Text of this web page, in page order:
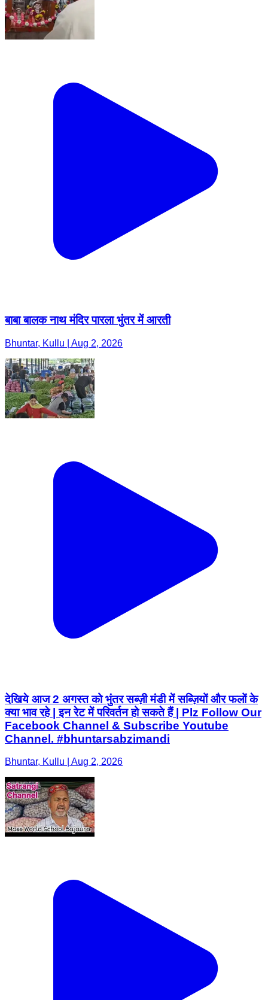
बाबा बालक नाथ मंदिर पारला भुंतर में आरती
Bhuntar, Kullu | Aug 2, 2026
देखिये आज 2 अगस्त को भुंतर सब्ज़ी मंडी में सब्ज़ियों और फलों के
क्या भाव रहे | इन रेट में परिवर्तन हो सकते हैं | Plz Follow Our
Facebook Channel & Subscribe Youtube
Channel. #bhuntarsabzimandi
Bhuntar, Kullu | Aug 2, 2026